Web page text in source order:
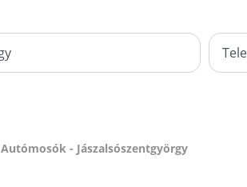
- Jászalsószentgyörgy